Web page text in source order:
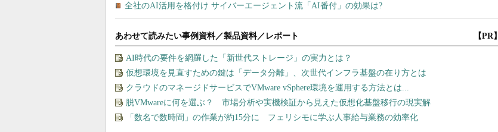
あわせて読みたい事例資料／製品資料／レポート 【PR】
AI時代の要件を網羅した「新世代ストレージ」の実力とは？
仮想環境を見直すための鍵は「データ分離」、次世代インフラ基盤の在り方とは
クラウドのマネージドサービスでVMware vSphere環境を運用する方法とは...
脱VMwareに何を選ぶ？ 市場分析や実機検証から見えた仮想化基盤移行の現実解
「数名で数時間」の作業が約15分に フェリシモに学ぶ人事給与業務の効率化